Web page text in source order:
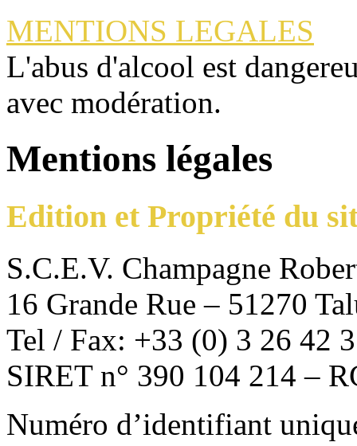
MENTIONS LEGALES
L'abus d'alcool est
avec modération.
Mentions légales
Edition et Propriété du
S.C.E.V. Champagne
16 Grande Rue – 51270
Tel / Fax: +33 (0) 3 26 42
SIRET n° 390 104 214 –
Numéro d’identifiant